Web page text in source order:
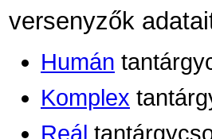
versenyzők
Humán
Komplex
Reál